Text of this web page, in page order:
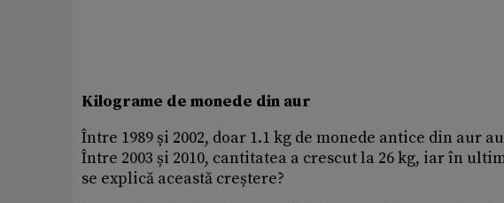
Kilograme de monede din aur
Între 1989 și 2002, doar 1.1 kg de monede antice din aur
Între 2003 și 2010, cantitatea a crescut la 26 kg, iar în
se explică această creștere?